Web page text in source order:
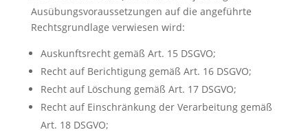
Ausübungsvoraussetzungen auf die angeführte
Rechtsgrundlage verwiesen wird:
Auskunftsrecht gemäß Art. 15 DSGVO;
Recht auf Berichtigung gemäß Art. 16 DSGVO;
Recht auf Löschung gemäß Art. 17 DSGVO;
Recht auf Einschränkung der Verarbeitung gemäß
Art. 18 DSGVO;